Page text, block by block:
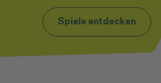
Spiele entdecken